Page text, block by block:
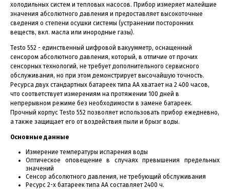
холодильных систем и тепловых насосов. Прибор измеряет малейшие
значения абсолютного давления и предоставляет высокоточные
сведения о степени осушки системы (устранении посторонних
веществ, вкл. масла или инородные газы).
Testo 552 - единственный цифровой вакуумметр, оснащенный
сенсором абсолютного давления, который, в отличие от прочих
сенсорных технологий, не требует дополнительного сервисного
обслуживания, но при этом демонстрирует высочайшую точность.
Ресурса двух стандартных батареек типа АА хватает на 2 400 часов,
что соответствует измерениям на протяжении 100 дней в
непрерывном режиме без необходимости в замене батареек.
Прочный корпус Testo 552 позволяет использовать прибор ежедневно,
а также защищает его от воздействия пыли и брызг воды.
Основные данные
Измерение температуры испарения воды
Оптическое оповещение в случаях превышения предельных
значений
Сенсор абсолютного давления, не требующий обслуживания
Ресурс 2-х батареек типа АА составляет 2400 ч.